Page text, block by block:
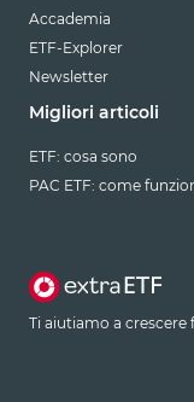
Accademia
ETF-Explorer
Newsletter
Migliori articoli
ETF: cosa sono
PAC ETF: come
Ti aiutiamo a crescere